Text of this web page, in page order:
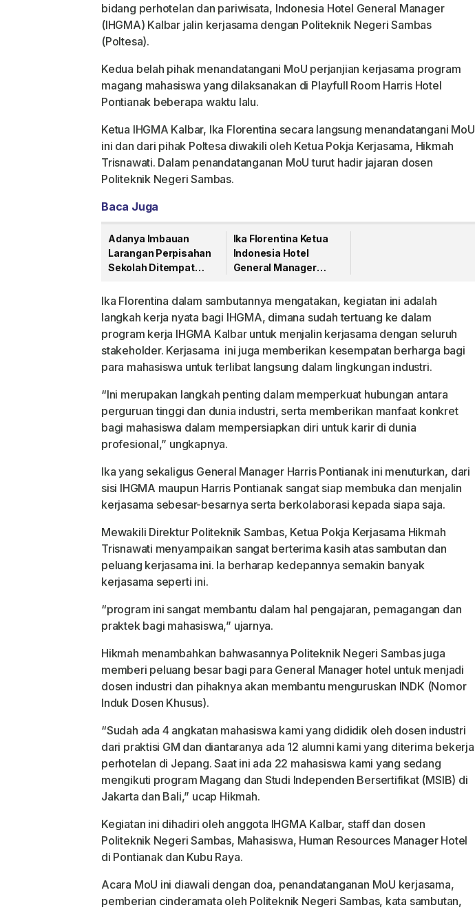
bidang perhotelan dan pariwisata, Indonesia Hotel General Manager
(IHGMA) Kalbar jalin kerjasama dengan Politeknik Negeri Sambas
(Poltesa).
Kedua belah pihak menandatangani MoU perjanjian kerjasama program
magang mahasiswa yang dilaksanakan di Playfull Room Harris Hotel
Pontianak beberapa waktu lalu.
Ketua IHGMA Kalbar, Ika Florentina secara langsung menandatangani MoU
ini dan dari pihak Poltesa diwakili oleh Ketua Pokja Kerjasama, Hikmah
Trisnawati. Dalam penandatanganan MoU turut hadir jajaran dosen
Politeknik Negeri Sambas.
Baca Juga
Adanya Imbauan
Larangan Perpisahan
Sekolah Ditempat
Kalbar Ika : Hotel
Harga Ekonomis dan
Fasilitas Lengkap
Ika Florentina Ketua
Indonesia Hotel
General Manager
Barat
Ika Florentina dalam sambutannya mengatakan, kegiatan ini adalah
langkah kerja nyata bagi IHGMA, dimana sudah tertuang ke dalam
program kerja IHGMA Kalbar untuk menjalin kerjasama dengan seluruh
stakeholder. Kerjasama ini juga memberikan kesempatan berharga bagi
para mahasiswa untuk terlibat langsung dalam lingkungan industri.
“Ini merupakan langkah penting dalam memperkuat hubungan antara
perguruan tinggi dan dunia industri, serta memberikan manfaat konkret
bagi mahasiswa dalam mempersiapkan diri untuk karir di dunia
profesional,” ungkapnya.
Ika yang sekaligus General Manager Harris Pontianak ini menuturkan, dari
sisi IHGMA maupun Harris Pontianak sangat siap membuka dan menjalin
kerjasama sebesar-besarnya serta berkolaborasi kepada siapa saja.
Mewakili Direktur Politeknik Sambas, Ketua Pokja Kerjasama Hikmah
Trisnawati menyampaikan sangat berterima kasih atas sambutan dan
peluang kerjasama ini. Ia berharap kedepannya semakin banyak
kerjasama seperti ini.
“program ini sangat membantu dalam hal pengajaran, pemagangan dan
praktek bagi mahasiswa,” ujarnya.
Hikmah menambahkan bahwasannya Politeknik Negeri Sambas juga
memberi peluang besar bagi para General Manager hotel untuk menjadi
dosen industri dan pihaknya akan membantu menguruskan INDK (Nomor
Induk Dosen Khusus).
“Sudah ada 4 angkatan mahasiswa kami yang dididik oleh dosen industri
dari praktisi GM dan diantaranya ada 12 alumni kami yang diterima bekerja
perhotelan di Jepang. Saat ini ada 22 mahasiswa kami yang sedang
mengikuti program Magang dan Studi Independen Bersertifikat (MSIB) di
Jakarta dan Bali,” ucap Hikmah.
Kegiatan ini dihadiri oleh anggota IHGMA Kalbar, staff dan dosen
Politeknik Negeri Sambas, Mahasiswa, Human Resources Manager Hotel
di Pontianak dan Kubu Raya.
Acara MoU ini diawali dengan doa, penandatanganan MoU kerjasama,
pemberian cinderamata oleh Politeknik Negeri Sambas, kata sambutan,